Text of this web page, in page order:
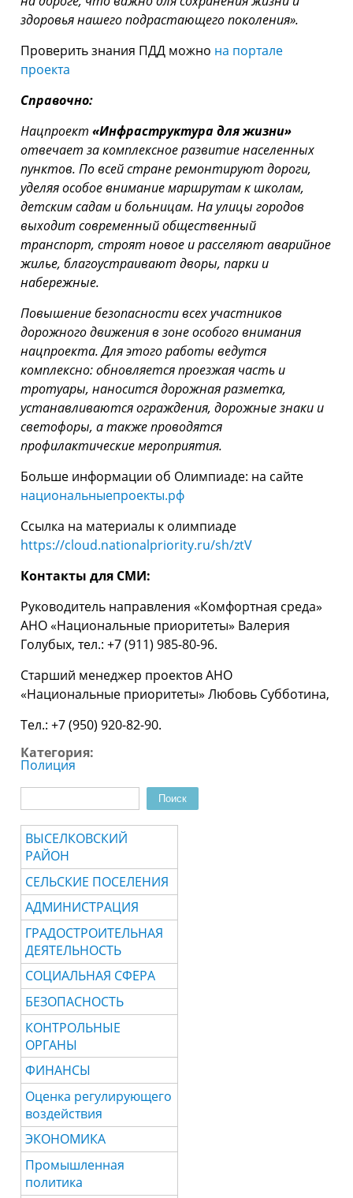
здоровья нашего подрастающего поколения».
Проверить знания ПДД можно на портале
проекта
Справочно:
Нацпроект«Инфраструктура для жизни»
отвечает за комплексное развитие населенных
пунктов. По всей стране ремонтируют дороги,
уделяя особое внимание маршрутам к школам,
детским садам и больницам. На улицы городов
выходит современный общественный
транспорт, строят новое и расселяют аварийное
жилье, благоустраивают дворы, парки и
набережные.
Повышение безопасности всех участников
дорожного движения в зоне особого внимания
нацпроекта. Для этого работы ведутся
комплексно: обновляется проезжая часть и
тротуары, наносится дорожная разметка,
устанавливаются ограждения, дорожные знаки и
светофоры, а также проводятся
профилактические мероприятия.
Больше информации об Олимпиаде: на сайте
национальныепроекты.рф
Ссылка на материалы к олимпиаде
https://cloud.nationalpriority.ru/sh/ztV
Контакты для СМИ:
Руководитель направления «Комфортная среда»
АНО «Национальные приоритеты» Валерия
Голубых, тел.: +7 (911) 985-80-96.
Старший менеджер проектов АНО
«Национальные приоритеты» Любовь Субботина,
Тел.: +7 (950) 920-82-90.
Категория:
Полиция
Поиск
ВЫСЕЛКОВСКИЙ
РАЙОН
СЕЛЬСКИЕ ПОСЕЛЕНИЯ
АДМИНИСТРАЦИЯ
ГРАДОСТРОИТЕЛЬНАЯ
ДЕЯТЕЛЬНОСТЬ
СОЦИАЛЬНАЯ СФЕРА
БЕЗОПАСНОСТЬ
КОНТРОЛЬНЫЕ
ОРГАНЫ
ФИНАНСЫ
Оценка регулирующего
воздействия
ЭКОНОМИКА
Промышленная
политика